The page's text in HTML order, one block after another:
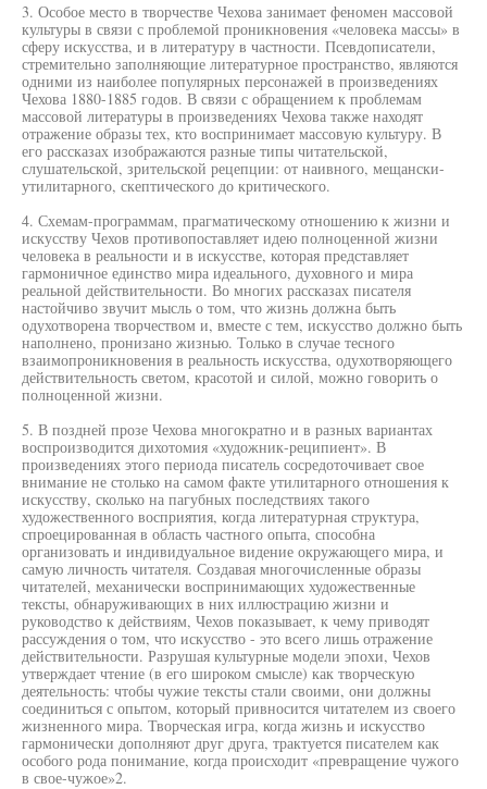
3. Особое место в творчестве Чехова занимает феномен массовой
культуры в связи с проблемой проникновения «человека массы» в
сферу искусства, и в литературу в частности. Псевдописатели,
стремительно заполняющие литературное пространство, являются
одними из наиболее популярных персонажей в произведениях
Чехова 1880-1885 годов. В связи с обращением к проблемам
массовой литературы в произведениях Чехова также находят
отражение образы тех, кто воспринимает массовую культуру. В
его рассказах изображаются разные типы читательской,
слушательской, зрительской рецепции: от наивного, мещански-
утилитарного, скептического до критического.
4. Схемам-программам, прагматическому отношению к жизни и
искусству Чехов противопоставляет идею полноценной жизни
человека в реальности и в искусстве, которая представляет
гармоничное единство мира идеального, духовного и мира
реальной действительности. Во многих рассказах писателя
настойчиво звучит мысль о том, что жизнь должна быть
одухотворена творчеством и, вместе с тем, искусство должно быть
наполнено, пронизано жизнью. Только в случае тесного
взаимопроникновения в реальность искусства, одухотворяющего
действительность светом, красотой и силой, можно говорить о
полноценной жизни.
5. В поздней прозе Чехова многократно и в разных вариантах
воспроизводится дихотомия «художник-реципиент». В
произведениях этого периода писатель сосредоточивает свое
внимание не столько на самом факте утилитарного отношения к
искусству, сколько на пагубных последствиях такого
художественного восприятия, когда литературная структура,
спроецированная в область частного опыта, способна
организовать и индивидуальное видение окружающего мира, и
самую личность читателя. Создавая многочисленные образы
читателей, механически воспринимающих художественные
тексты, обнаруживающих в них иллюстрацию жизни и
руководство к действиям, Чехов показывает, к чему приводят
рассуждения о том, что искусство - это всего лишь отражение
действительности. Разрушая культурные модели эпохи, Чехов
утверждает чтение (в его широком смысле) как творческую
деятельность: чтобы чужие тексты стали своими, они должны
соединиться с опытом, который привносится читателем из своего
жизненного мира. Творческая игра, когда жизнь и искусство
гармонически дополняют друг друга, трактуется писателем как
особого рода понимание, когда происходит «превращение чужого
в свое-чужое»2.